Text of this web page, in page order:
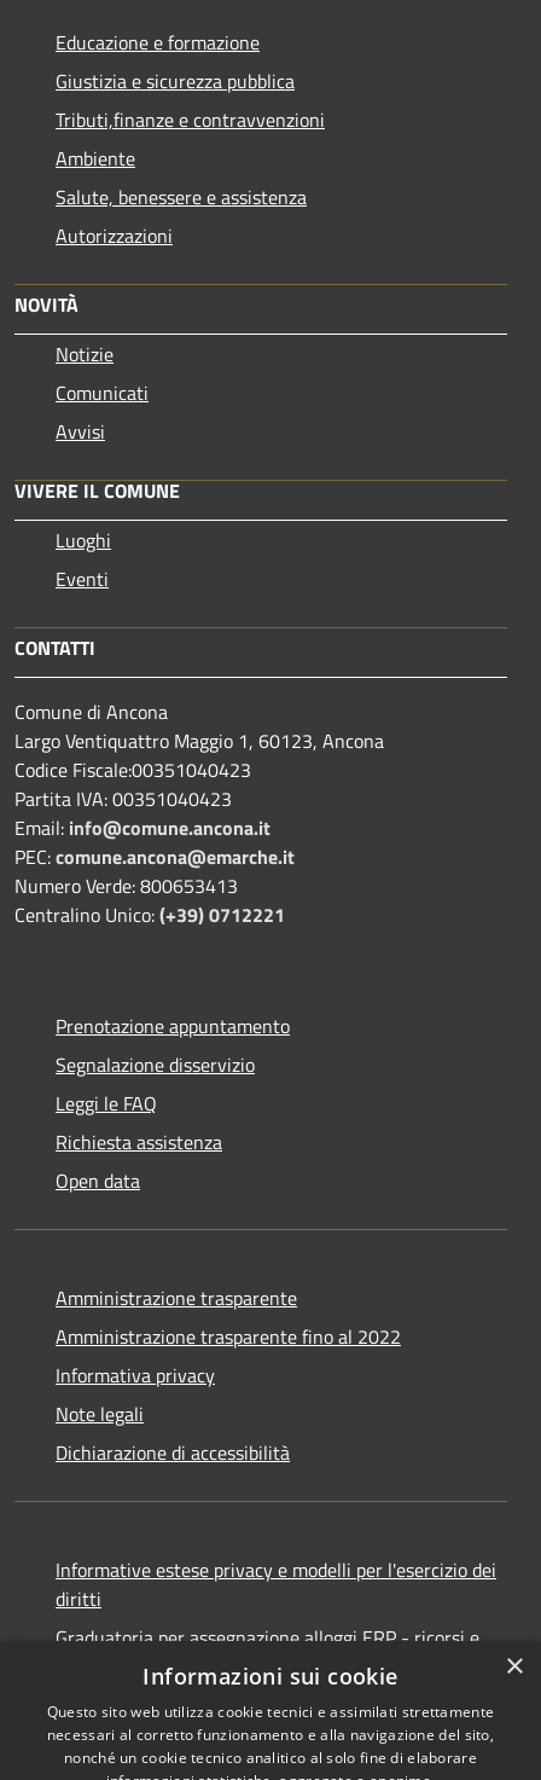
Educazione e formazione
Giustizia e sicurezza pubblica
Tributi,finanze e contravvenzioni
Ambiente
Salute, benessere e assistenza
Autorizzazioni
NOVITÀ
Notizie
Comunicati
Avvisi
VIVERE IL COMUNE
Luoghi
Eventi
CONTATTI
Comune di Ancona
Largo Ventiquattro Maggio 1, 60123, Ancona
Codice Fiscale:00351040423
Partita IVA: 00351040423
Email: info@comune.ancona.it
PEC:comune.ancona@emarche.it
Numero Verde: 800653413
Centralino Unico:(+39) 0712221
Prenotazione appuntamento
Segnalazione disservizio
Leggi le FAQ
Richiesta assistenza
Open data
Amministrazione trasparente
Amministrazione trasparente fino al 2022
Informativa privacy
Note legali
Dichiarazione di accessibilità
Informative estese privacy e modelli per l'esercizio dei
diritti
Graduatoria per assegnazione alloggi ERP - ricorsi e
×
Informazioni sui cookie
Questo sito web utilizza cookie tecnici e assimilati strettamente
necessari al corretto funzionamento e alla navigazione del sito,
nonché un cookie tecnico analitico al solo fine di elaborare